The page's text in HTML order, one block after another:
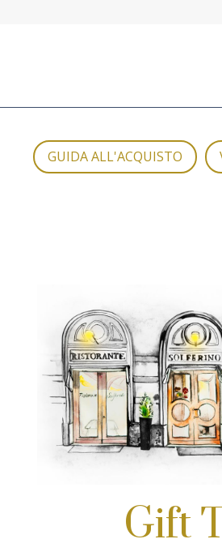
GUIDA ALL'ACQUISTO
Gift